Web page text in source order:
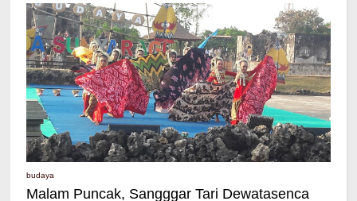
budaya
Malam Puncak, Sangggar Tari Dewatasenca